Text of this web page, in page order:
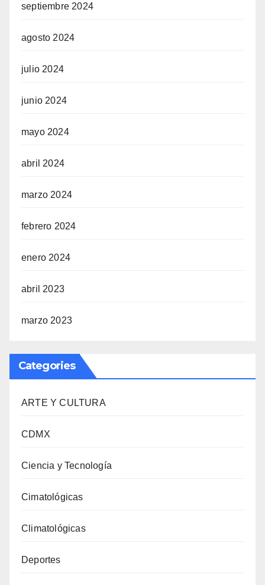
septiembre 2024
agosto 2024
julio 2024
junio 2024
mayo 2024
abril 2024
marzo 2024
febrero 2024
enero 2024
abril 2023
marzo 2023
Categories
ARTE Y CULTURA
CDMX
Ciencia y Tecnología
Cimatológicas
Climatológicas
Deportes